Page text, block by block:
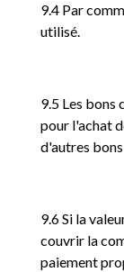
9.4 Par
utilisé.
9.5 Les bons
pour l'achat
d'autres
9.6 Si la
couvrir la
paiement